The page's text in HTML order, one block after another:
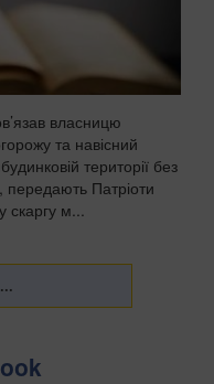
власницю
та навісний
території без
передають Патріоти
скаргу м...